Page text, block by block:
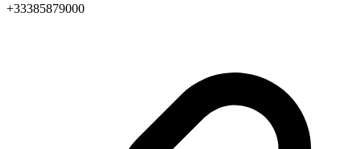
+33385879000